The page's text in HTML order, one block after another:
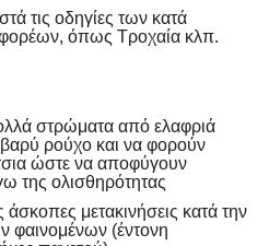
τις οδηγίες των κατά
όπως Τροχαία κλπ.
στρώματα από ελαφριά
βαρύ ρούχο και να φορούν
ώστε να αποφύγουν
της ολισθηρότητας
μετακινήσεις κατά την
φαινομένων (έντονη